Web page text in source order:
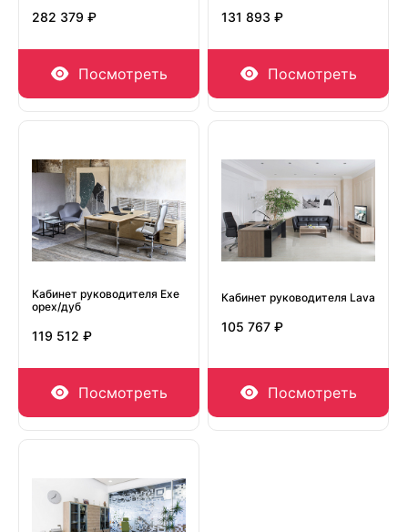
282 379 ₽
Посмотреть
131 893 ₽
Посмотреть
Кабинет руководителя Exe
орех/дуб
119 512 ₽
Посмотреть
Кабинет руководителя Lava
105 767 ₽
Посмотреть